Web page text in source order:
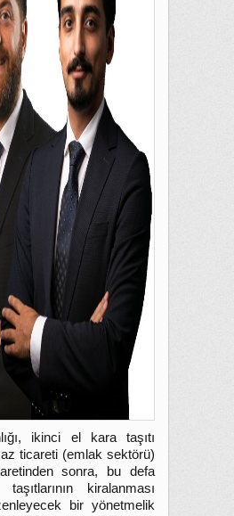
ikinci el kara taşıtı
ticareti (emlak sektörü)
sonra, bu defa
kiralanması
bir yönetmelik